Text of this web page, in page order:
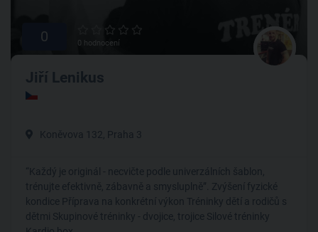
0 0 hodnocení
Jiří Lenikus
Koněvova 132, Praha 3
“Každý je originál - necvičte podle univerzálních šablon,
trénujte efektivně, zábavně a smysluplně”. Zvýšení fyzické
kondice Příprava na konkrétní výkon Tréninky dětí a rodičů s
dětmi Skupinové tréninky - dvojice, trojice Silové tréninky